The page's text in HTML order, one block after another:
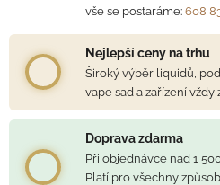
vše se postaráme: 608
Nejlepší ceny na trhu
Široký výběr liquidů,
vape sad a zařízení
Doprava zdarma
Při objednávce nad 1
Platí pro všechny